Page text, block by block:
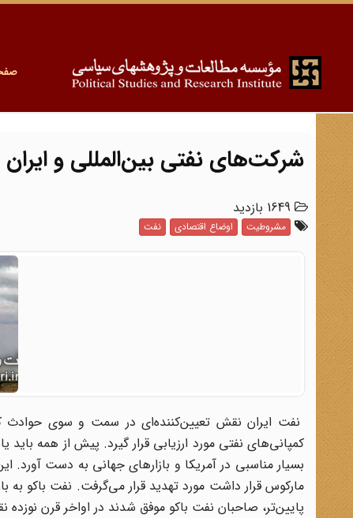
شرکت‌های نفتی بین‌المللی و
مشروطیت اوضاع اقتصادی نفت
نفت ایران نقش تعیین‌کننده‌ای در سمت و سوی حوادث
بسیار مناسبی در آمریکا و بازارهای جهانی به دست
مارکوس قرار داشت مورد تهدید قرار می‌گرفت. نفت باکو به
پایین‌تر، صاحبان نفت باکو موفق شدند در اواخر قرن نوزده